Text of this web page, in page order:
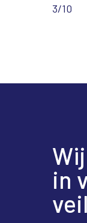
3/10
in